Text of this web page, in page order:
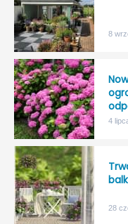
8
4
28